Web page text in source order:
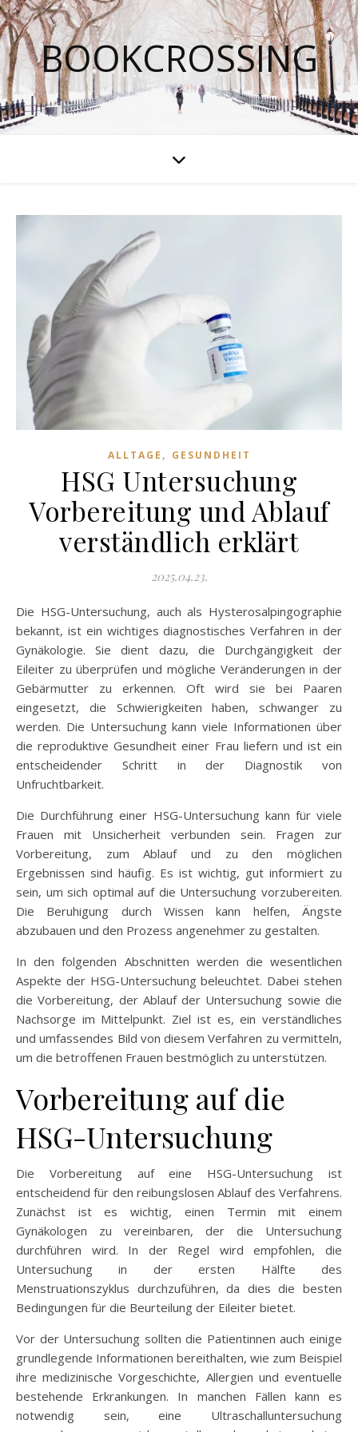
BOOKCROSSING
ALLTAGE , GESUNDHEIT
HSG Untersuchung
Vorbereitung und Ablauf
verständlich erklärt
2025.04.23.
Die HSG-Untersuchung, auch als Hysterosalpingographie
bekannt, ist ein wichtiges diagnostisches Verfahren in der
Gynäkologie. Sie dient dazu, die Durchgängigkeit der
Eileiter zu überprüfen und mögliche Veränderungen in der
Gebärmutter zu erkennen. Oft wird sie bei Paaren
eingesetzt, die Schwierigkeiten haben, schwanger zu
werden. Die Untersuchung kann viele Informationen über
die reproduktive Gesundheit einer Frau liefern und ist ein
entscheidender Schritt in der Diagnostik von
Unfruchtbarkeit.
Die Durchführung einer HSG-Untersuchung kann für viele
Frauen mit Unsicherheit verbunden sein. Fragen zur
Vorbereitung, zum Ablauf und zu den möglichen
Ergebnissen sind häufig. Es ist wichtig, gut informiert zu
sein, um sich optimal auf die Untersuchung vorzubereiten.
Die Beruhigung durch Wissen kann helfen, Ängste
abzubauen und den Prozess angenehmer zu gestalten.
In den folgenden Abschnitten werden die wesentlichen
Aspekte der HSG-Untersuchung beleuchtet. Dabei stehen
die Vorbereitung, der Ablauf der Untersuchung sowie die
Nachsorge im Mittelpunkt. Ziel ist es, ein verständliches
und umfassendes Bild von diesem Verfahren zu vermitteln,
um die betroffenen Frauen bestmöglich zu unterstützen.
Vorbereitung auf die
HSG-Untersuchung
Die Vorbereitung auf eine HSG-Untersuchung ist
entscheidend für den reibungslosen Ablauf des Verfahrens.
Zunächst ist es wichtig, einen Termin mit einem
Gynäkologen zu vereinbaren, der die Untersuchung
durchführen wird. In der Regel wird empfohlen, die
Untersuchung in der ersten Hälfte des
Menstruationszyklus durchzuführen, da dies die besten
Bedingungen für die Beurteilung der Eileiter bietet.
Vor der Untersuchung sollten die Patientinnen auch einige
grundlegende Informationen bereithalten, wie zum Beispiel
ihre medizinische Vorgeschichte, Allergien und eventuelle
bestehende Erkrankungen. In manchen Fällen kann es
notwendig sein, eine Ultraschalluntersuchung